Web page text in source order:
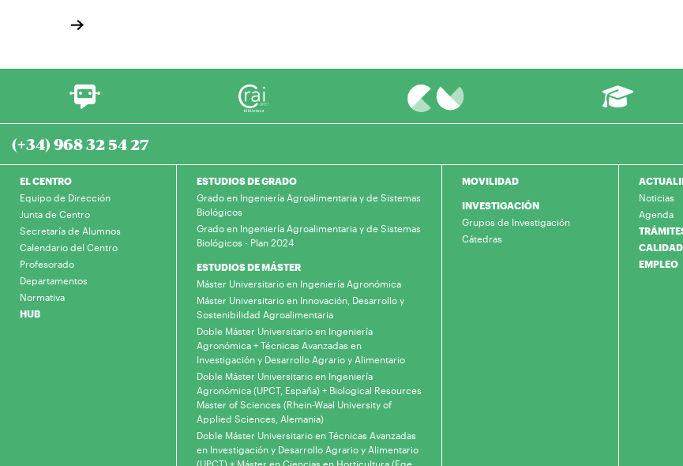
(+34) 968 32 54 27
EL CENTRO
Equipo de Dirección
Junta de Centro
Secretaría de Alumnos
Calendario del Centro
Profesorado
Departamentos
Normativa
HUB
ESTUDIOS DE GRADO
Grado en Ingeniería Agroalimentaria y de Sistemas
Biológicos
Grado en Ingeniería Agroalimentaria y de Sistemas
Biológicos - Plan 2024
ESTUDIOS DE MÁSTER
Máster Universitario en Ingeniería Agronómica
Máster Universitario en Innovación, Desarrollo y
Sostenibilidad Agroalimentaria
Doble Máster Universitario en Ingeniería
Agronómica + Técnicas Avanzadas en
Investigación y Desarrollo Agrario y Alimentario
Doble Máster Universitario en Ingeniería
Agronómica (UPCT, España) + Biological Resources
Master of Sciences (Rhein-Waal University of
Applied Sciences, Alemania)
Doble Máster Universitario en Técnicas Avanzadas
en Investigación y Desarrollo Agrario y Alimentario
(UPCT) + Máster en Ciencias en Horticultura (Ege
MOVILIDAD
INVESTIGACIÓN
Grupos de Investigación
Cátedras
Noticias
Agenda
CALIDAD
EMPLEO